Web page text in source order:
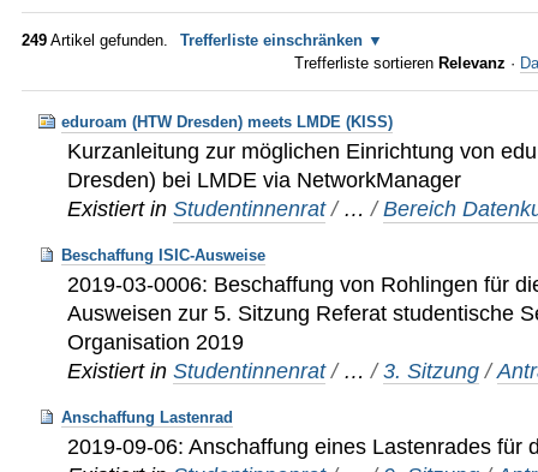
249 Artikel gefunden.
Trefferliste einschränken
Trefferliste sortieren Relevanz ·
eduroam (HTW Dresden) meets LMDE (KISS)
Kurzanleitung zur möglichen Einrichtung von
Dresden) bei LMDE via NetworkManager
Existiert in Studentinnenrat / …/Bereich
Beschaffung ISIC-Ausweise
2019-03-0006: Beschaffung von Rohlingen für
Ausweisen zur 5. Sitzung Referat studentische
Organisation 2019
Existiert in Studentinnenrat / …/3. Sitzung /
Anschaffung Lastenrad
2019-09-06: Anschaffung eines Lastenrades für